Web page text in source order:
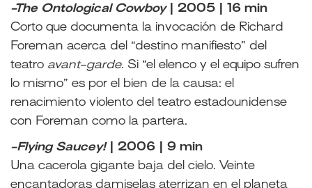
-The Ontological Cowboy| 2005 | 16 min
Corto que documenta la invocación de Richard
Foreman acerca del “destino manifiesto” del
teatro avant-garde. Si “el elenco y el equipo sufren
lo mismo” es por el bien de la causa: el
renacimiento violento del teatro estadounidense
con Foreman como la partera.
-Flying Saucey!| 2006 | 9 min
Una cacerola gigante baja del cielo. Veinte
encantadoras damiselas aterrizan en el planeta